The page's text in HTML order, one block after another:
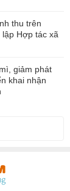
thu trên
Hợp tác xã
giảm phát
khai nhận